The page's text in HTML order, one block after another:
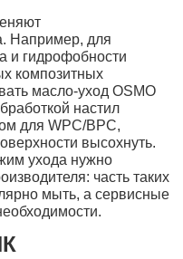
Например, для
и гидрофобности
композитных
масло-уход OSMO
настил
для WPC/BPC,
высохнуть.
ухода нужно
часть таких
мыть, а сервисные